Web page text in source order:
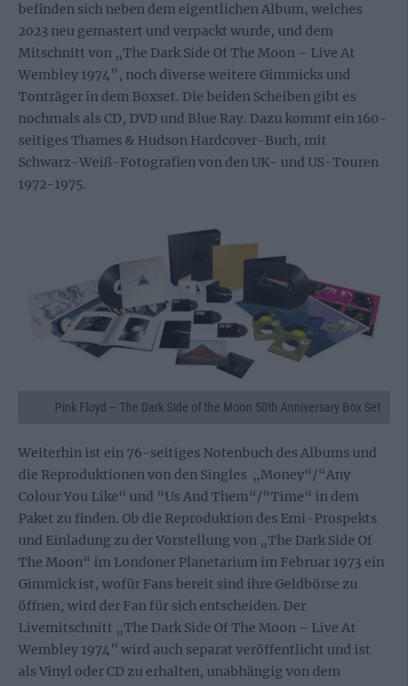
befinden sich neben dem eigentlichen Album, welches
2023 neu gemastert und verpackt wurde, und dem
Mitschnitt von „The Dark Side Of The Moon – Live At
Wembley 1974”, noch diverse weitere Gimmicks und
Tonträger in dem Boxset. Die beiden Scheiben gibt es
nochmals als CD, DVD und Blue Ray. Dazu kommt ein 160-
seitiges Thames & Hudson Hardcover-Buch, mit
Schwarz-Weiß-Fotografien von den UK- und US-Touren
1972-1975.
Pink Floyd – The Dark Side of the Moon 50th Anniversary Box Set
Weiterhin ist ein 76-seitiges Notenbuch des Albums und
die Reproduktionen von den Singles „Money“/“Any
Colour You Like“ und “Us And Them“/“Time“ in dem
Paket zu finden. Ob die Reproduktion des Emi-Prospekts
und Einladung zu der Vorstellung von „The Dark Side Of
The Moon“ im Londoner Planetarium im Februar 1973 ein
Gimmick ist, wofür Fans bereit sind ihre Geldbörse zu
öffnen, wird der Fan für sich entscheiden. Der
Livemitschnitt „The Dark Side Of The Moon – Live At
Wembley 1974” wird auch separat veröffentlicht und ist
als Vinyl oder CD zu erhalten, unabhängig von dem